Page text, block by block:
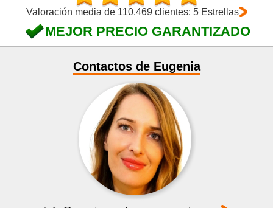
Valoración media de 110.469 clientes: 5 Estrellas
MEJOR PRECIO GARANTIZADO
Contactos de Eugenia